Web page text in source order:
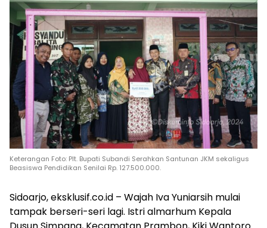
Keterangan Foto: Plt. Bupati Subandi Serahkan Santunan JKM sekaligus
Beasiswa Pendidikan Senilai Rp. 127.500.000.
Sidoarjo, eksklusif.co.id – Wajah Iva Yuniarsih mulai
tampak berseri-seri lagi. Istri almarhum Kepala